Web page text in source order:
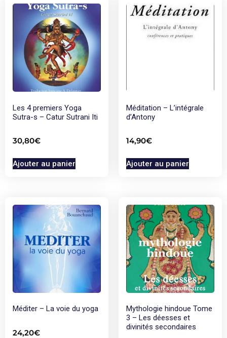
Les 4 premiers Yoga
Sutra-s – Catur Sutrani Iti
30,80€
Ajouter au panier
Méditation – L’intégrale
d’Antony
14,90€
Ajouter au panier
Méditer – La voie du yoga
24,20€
Mythologie hindoue Tome
3 – Les déesses et
divinités secondaires